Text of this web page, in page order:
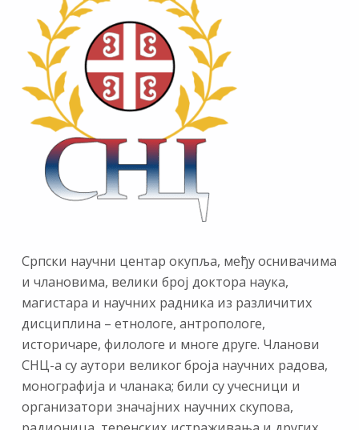
Српски научни центар окупља, међу оснивачима
и члановима, велики број доктора наука,
магистара и научних радника из различитих
дисциплина – етнологе, антропологе,
историчаре, филологе и многе друге. Чланови
СНЦ-а су аутори великог броја научних радова,
монографија и чланака; били су учесници и
организатори значајних научних скупова,